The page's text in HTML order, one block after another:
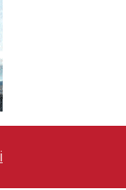
Üretime Ara